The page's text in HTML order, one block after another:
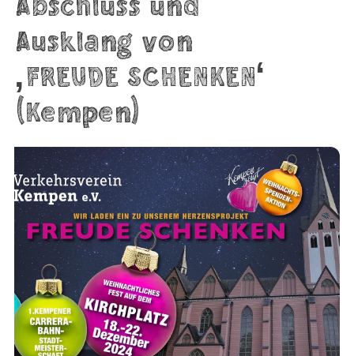
Abschluss und
Ausklang von
‚FREUDE SCHENKEN‘
(Kempen)